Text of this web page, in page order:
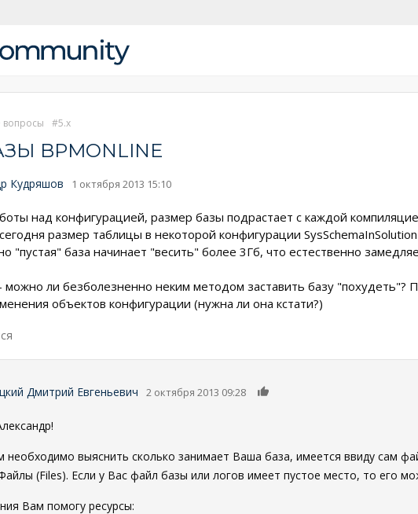
вопросы 5.x
BPMONLINE
Кудряшов 1 октября 2013 15:10
над конфигурацией, размер базы подрастает с каждой
размер таблицы в некоторой конфигурации
"пустая" база начинает "весить" более 3Гб, что естественно
можно ли безболезненно неким методом заставить базу
объектов конфигурации (нужна ли она кстати?)
Дмитрий Евгеньевич 2 октября 2013 09:28
необходимо выяснить сколько занимает Ваша база, имеется ввиду сам
(Files). Если у Вас файл базы или логов имеет пустое место, то его
Вам помогу ресурсы: